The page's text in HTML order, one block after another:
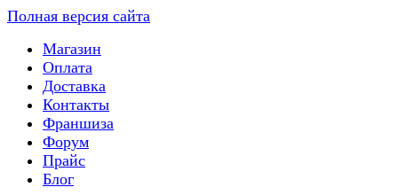
Полная версия сайта
Магазин
Оплата
Доставка
Контакты
Франшиза
Форум
Прайс
Блог